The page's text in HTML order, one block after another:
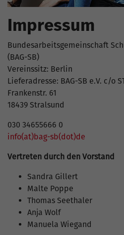
Impressum
Bundesarbeitsgemeinschaft
(BAG-SB)
Vereinssitz: Berlin
Lieferadresse: BAG-SB e.V. c/o
Frankenstr. 61
18439 Stralsund
030 34655666 0
info(at)bag-sb(dot)de
Vertreten durch den Vorstand
Sandra Gillert
Malte Poppe
Thomas Seethaler
Anja Wolf
Manuela Wiegand